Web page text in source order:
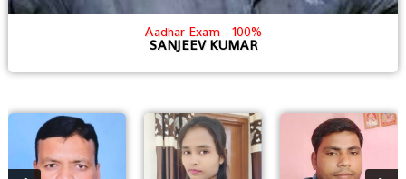
Aadhar Exam - 100%
SANJEEV KUMAR